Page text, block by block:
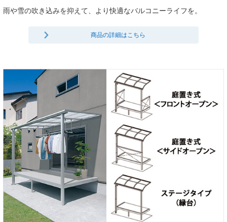
雨や雪の吹き込みを抑えて、より快適なバルコニーライフを。
商品の詳細はこちら